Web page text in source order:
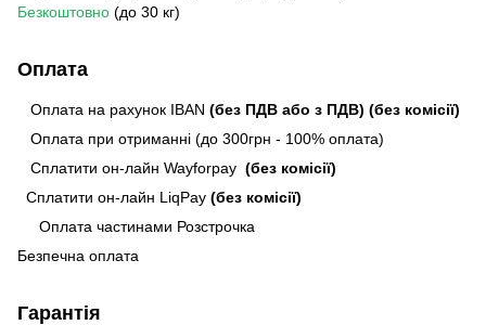
Безкоштовно (до 30 кг)
Оплата
Оплата на рахунок IBAN (без ПДВ або з ПДВ) (без комісії)
Оплата при отриманні (до 300грн - 100% оплата)
Сплатити он-лайн Wayforpay (без комісії)
Сплатити он-лайн LiqPay (без комісії)
Оплата частинами Розстрочка
Безпечна оплата
Гарантія